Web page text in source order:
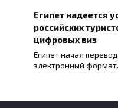
Египет надеется
российских
цифровых виз
Египет начал
электронный формат.